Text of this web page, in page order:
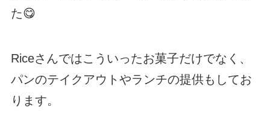
た😋
Riceさんではこういったお菓子だけでなく、
パンのテイクアウトやランチの提供もしてお
ります。